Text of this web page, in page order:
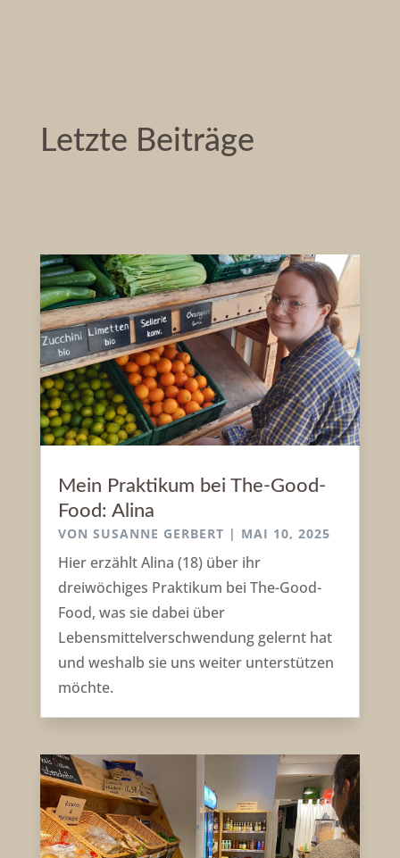
Letzte Beiträge
Mein Praktikum bei The-Good-
Food: Alina
VON SUSANNE GERBERT | MAI 10, 2025
Hier erzählt Alina (18) über ihr
dreiwöchiges Praktikum bei The-Good-
Food, was sie dabei über
Lebensmittelverschwendung gelernt hat
und weshalb sie uns weiter unterstützen
möchte.